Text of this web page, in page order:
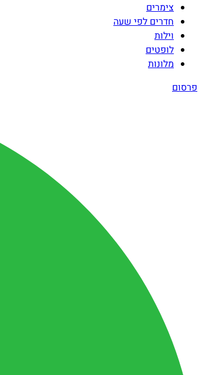
צימרים
חדרים לפי שעה
וילות
לופטים
מלונות
פרסום